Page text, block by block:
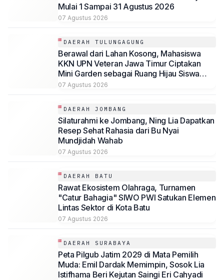
Mulai 1 Sampai 31 Agustus 2026
07 Agustus 2026
DAERAH TULUNGAGUNG
Berawal dari Lahan Kosong, Mahasiswa
KKN UPN Veteran Jawa Timur Ciptakan
Mini Garden sebagai Ruang Hijau Siswa
SMP Al-Azhaar Tulungagung
07 Agustus 2026
DAERAH JOMBANG
Silaturahmi ke Jombang, Ning Lia Dapatkan
Resep Sehat Rahasia dari Bu Nyai
Mundjidah Wahab
07 Agustus 2026
DAERAH BATU
Rawat Ekosistem Olahraga, Turnamen
"Catur Bahagia" SIWO PWI Satukan Elemen
Lintas Sektor di Kota Batu
07 Agustus 2026
DAERAH SURABAYA
Peta Pilgub Jatim 2029 di Mata Pemilih
Muda: Emil Dardak Memimpin, Sosok Lia
Istifhama Beri Kejutan Saingi Eri Cahyadi